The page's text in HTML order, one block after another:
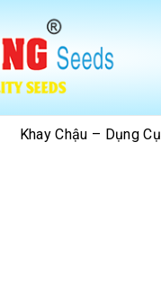
Khay Chậu – Dụng Cụ